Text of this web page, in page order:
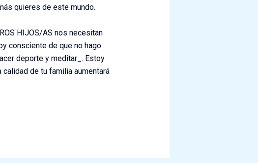
quieres de este mundo.
HIJOS/AS nos necesitan
consciente de que no hago
deporte y meditar_. Estoy
de tu familia aumentará